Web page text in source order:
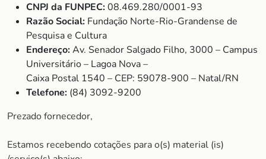
CNPJ da FUNPEC:08.469.280/0001-93
Razão Social: Fundação Norte-Rio-Grandense de
Pesquisa e Cultura
Endereço:Av. Senador Salgado Filho, 3000 – Campus
Universitário – Lagoa Nova –
Caixa Postal 1540 – CEP: 59078-900 – Natal/RN
Telefone: (84) 3092-9200
Prezado fornecedor,
Estamos recebendo cotações para o(s) material (is)